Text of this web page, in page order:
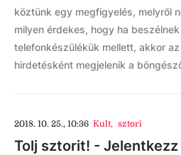
köztünk egy megfigyelés, melyről
milyen érdekes, hogy ha
telefonkészülékük mellett, akkor
hirdetésként megjelenik a
2018. 10. 25., 10:36 Kult, sztori
Tolj sztorit! - Jelentkezz